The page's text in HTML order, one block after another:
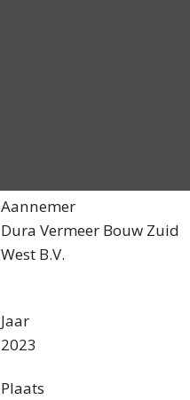
Aannemer
Dura Vermeer Bouw Zuid
West B.V.
Jaar
2023
Plaats